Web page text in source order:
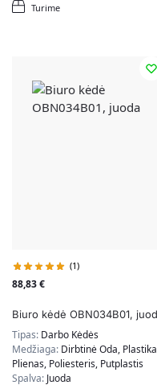
Turime
(1)
88,83€
Biuro kėdė OBN034B01,
Tipas: Darbo Kėdės
Medžiaga: Dirbtinė Oda,
Plienas, Poliesteris, Putplastis
Spalva: Juoda